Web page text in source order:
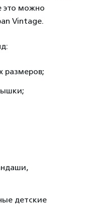
это можно
Vintage.
размеров;
детские